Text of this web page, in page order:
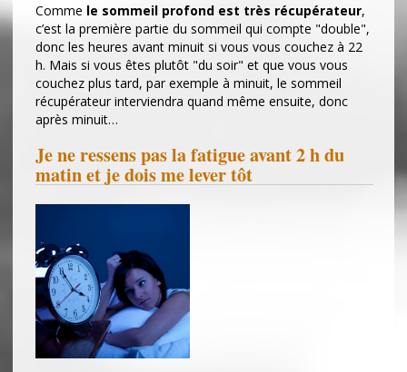
Comme le sommeil profond est très récupérateur,
c’est la première partie du sommeil qui compte "double",
donc les heures avant minuit si vous vous couchez à 22
h. Mais si vous êtes plutôt "du soir" et que vous vous
couchez plus tard, par exemple à minuit, le sommeil
récupérateur interviendra quand même ensuite, donc
après minuit…
Je ne ressens pas la fatigue avant 2 h du
matin et je dois me lever tôt